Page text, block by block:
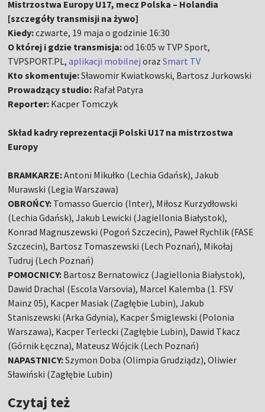
Mistrzostwa Europy U17, mecz Polska – Holandia
[szczegóły transmisji na żywo]
Kiedy:czwarte, 19 maja o godzinie 16:30
O której i gdzie transmisja:od 16:05 w TVP Sport,
TVPSPORT.PL,aplikacji mobilnej orazSmart TV
Kto skomentuje:Sławomir Kwiatkowski, Bartosz Jurkowski
Prowadzący studio: Rafał Patyra
Reporter: Kacper Tomczyk
Skład kadry reprezentacji Polski U17 na mistrzostwa
Europy
BRAMKARZE:Antoni Mikułko (Lechia Gdańsk), Jakub
Murawski (Legia Warszawa)
OBROŃCY: Tomasso Guercio (Inter), Miłosz Kurzydłowski
(Lechia Gdańsk), Jakub Lewicki (Jagiellonia Białystok),
Konrad Magnuszewski (Pogoń Szczecin), Paweł Rychlik (FASE
Szczecin), Bartosz Tomaszewski (Lech Poznań), Mikołaj
Tudruj (Lech Poznań)
POMOCNICY: Bartosz Bernatowicz (Jagiellonia Białystok),
Dawid Drachal (Escola Varsovia), Marcel Kalemba (1. FSV
Mainz 05), Kacper Masiak (Zagłębie Lubin), Jakub
Staniszewski (Arka Gdynia), Kacper Śmiglewski (Polonia
Warszawa), Kacper Terlecki (Zagłębie Lubin), Dawid Tkacz
(Górnik Łęczna), Mateusz Wójcik (Lech Poznań)
NAPASTNICY:Szymon Doba (Olimpia Grudziądz), Oliwier
Sławiński (Zagłębie Lubin)
Czytaj też